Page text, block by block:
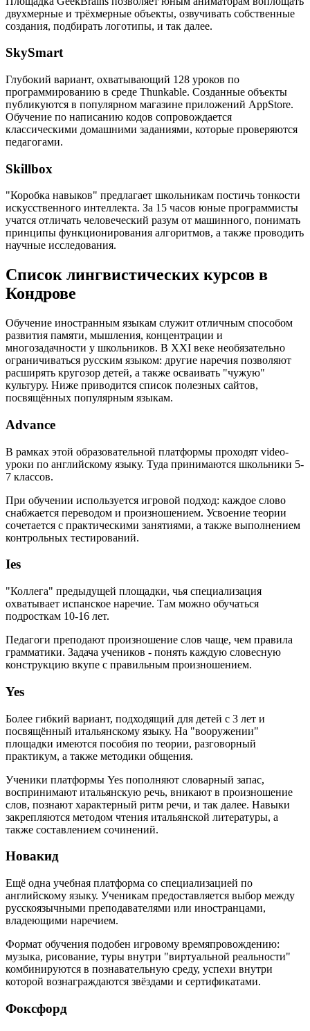
двухмерные и трёхмерные объекты, озвучивать собственные
создания, подбирать логотипы, и так далее.
SkySmart
Глубокий вариант, охватывающий 128 уроков по
программированию в среде Thunkable. Созданные объекты
публикуются в популярном магазине приложений AppStore.
Обучение по написанию кодов сопровождается
классическими домашними заданиями, которые проверяются
педагогами.
Skillbox
"Коробка навыков" предлагает школьникам постичь тонкости
искусственного интеллекта. За 15 часов юные программисты
учатся отличать человеческий разум от машинного, понимать
принципы функционирования алгоритмов, а также проводить
научные исследования.
Список лингвистических курсов в
Кондрове
Обучение иностранным языкам служит отличным способом
развития памяти, мышления, концентрации и
многозадачности у школьников. В XXI веке необязательно
ограничиваться русским языком: другие наречия позволяют
расширять кругозор детей, а также осваивать "чужую"
культуру. Ниже приводится список полезных сайтов,
посвящённых популярным языкам.
Advance
В рамках этой образовательной платформы проходят video-
уроки по английскому языку. Туда принимаются школьники 5-
7 классов.
При обучении используется игровой подход: каждое слово
снабжается переводом и произношением. Усвоение теории
сочетается с практическими занятиями, а также выполнением
контрольных тестирований.
Ies
"Коллега" предыдущей площадки, чья специализация
охватывает испанское наречие. Там можно обучаться
подросткам 10-16 лет.
Педагоги преподают произношение слов чаще, чем правила
грамматики. Задача учеников - понять каждую словесную
конструкцию вкупе с правильным произношением.
Yes
Более гибкий вариант, подходящий для детей с 3 лет и
посвящённый итальянскому языку. На "вооружении"
площадки имеются пособия по теории, разговорный
практикум, а также методики общения.
Ученики платформы Yes пополняют словарный запас,
воспринимают итальянскую речь, вникают в произношение
слов, познают характерный ритм речи, и так далее. Навыки
закрепляются методом чтения итальянской литературы, а
также составлением сочинений.
Новакид
Ещё одна учебная платформа со специализацией по
английскому языку. Ученикам предоставляется выбор между
русскоязычными преподавателями или иностранцами,
владеющими наречием.
Формат обучения подобен игровому времяпровождению:
музыка, рисование, туры внутри "виртуальной реальности"
комбинируются в познавательную среду, успехи внутри
которой вознаграждаются звёздами и сертификатами.
Фоксфорд